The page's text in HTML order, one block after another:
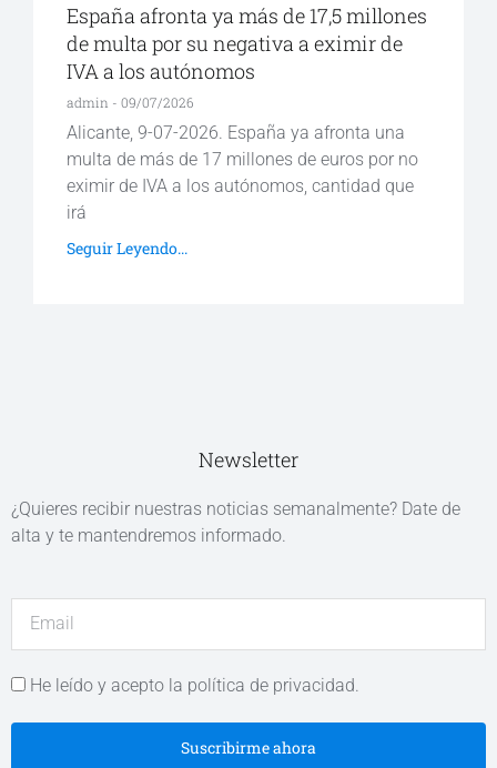
España afronta ya más de 17,5 millones
de multa por su negativa a eximir de
IVA a los autónomos
admin 09/07/2026
Alicante, 9-07-2026. España ya afronta una
multa de más de 17 millones de euros por no
eximir de IVA a los autónomos, cantidad que
irá
Seguir Leyendo...
Newsletter
¿Quieres recibir nuestras noticias semanalmente? Date de
alta y te mantendremos informado.
He leído y acepto la política de privacidad.
Suscribirme ahora